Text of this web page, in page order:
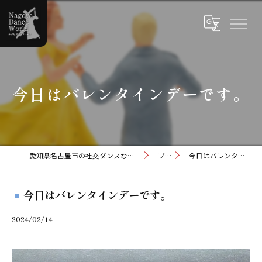
今日はバレンタインデーです。
愛知県名古屋市の社交ダンスならナゴヤダンスワールド ブログ 今日はバレンタインデーです。
今日はバレンタインデーです。
2024/02/14